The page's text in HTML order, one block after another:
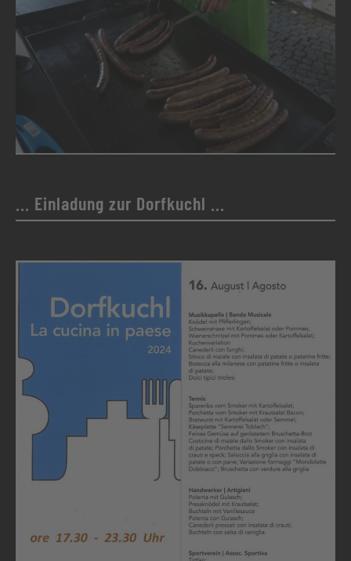
... Einladung zur Dorfkuchl ...
Tennisverein ladet alle herzlich zu einem gemütlichen
Abend in der Dorfkuchl von Niederdorf am Hauptplatz
ein. Ab 17.30 werden die feinsten Speisen für Sie
zubereitet. Für all jene welche es bevorzugen
schmackhafte Gericht mit nach Hause zu nehmen, steht
natürlich ein “Take a ay” bereit. Der Tennisverein freut
sich auf euer Kommen.